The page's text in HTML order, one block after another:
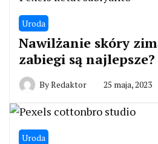
Uroda
Nawilżanie skóry
zabiegi są najlepsze?
ByRedaktor 25 maja, 2023
Uroda